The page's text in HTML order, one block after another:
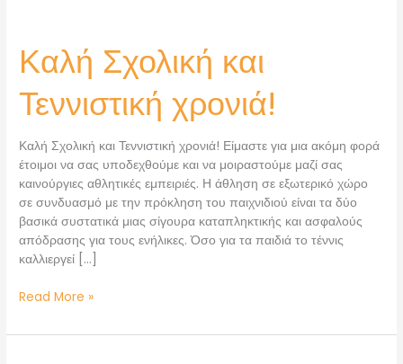
Καλή Σχολική και
Τεννιστική χρονιά!
Καλή Σχολική και Τεννιστική χρονιά! Είμαστε για μια ακόμη φορά
έτοιμοι να σας υποδεχθούμε και να μοιραστούμε μαζί σας
καινούργιες αθλητικές εμπειριές. Η άθληση σε εξωτερικό χώρο
σε συνδυασμό με την πρόκληση του παιχνιδιού είναι τα δύο
βασικά συστατικά μιας σίγουρα καταπληκτικής και ασφαλούς
απόδρασης για τους ενήλικες. Όσο για τα παιδιά το τέννις
καλλιεργεί […]
και
Τεννιστική
Read More »